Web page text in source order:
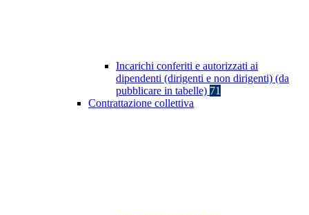
Incarichi conferiti e autorizzati ai
dipendenti (dirigenti e non dirigenti) (da
pubblicare in tabelle) 71
Contrattazione collettiva